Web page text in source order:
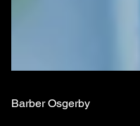
Barber Osgerby